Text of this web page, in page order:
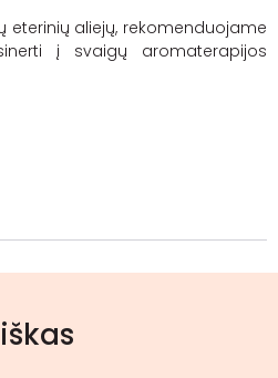
eterinių aliejų, rekomenduojame
į svaigų aromaterapijos